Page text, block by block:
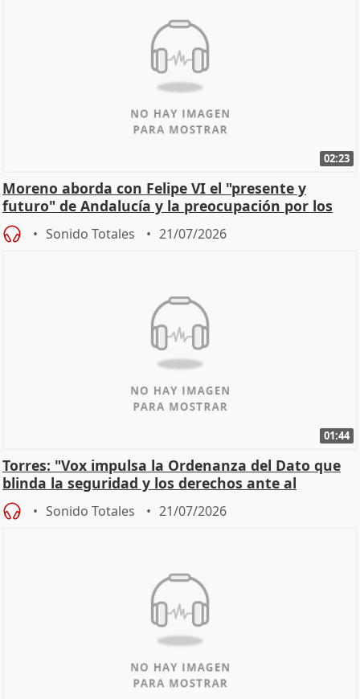
02:23
Moreno aborda con Felipe VI el "presente y
futuro" de Andalucía y la preocupación por los
incendios
Sonido Totales 21/07/2026
01:44
Torres: "Vox impulsa la Ordenanza del Dato que
blinda la seguridad y los derechos ante al
control"
Sonido Totales 21/07/2026